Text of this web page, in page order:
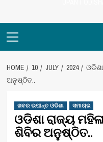
Menu
HOME 10 JULY 2024
ଅନୁଷ୍ଠିତ..
ଖବର ଉପାନ୍ତ ଓଡିଶା ସମାଚାର
ଓଡିଶା ରାଜ୍ୟ
ଶିବିର ଅନୁଷ୍ଠିତ..